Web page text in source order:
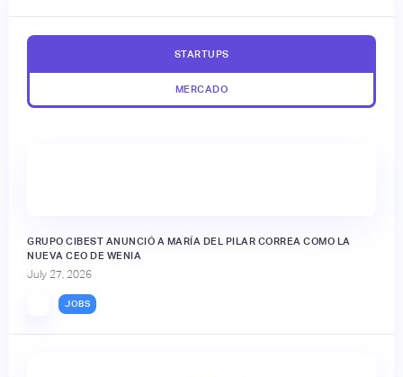
STARTUPS
MERCADO
GRUPO CIBEST ANUNCIÓ A MARÍA DEL PILAR CORREA COMO LA
NUEVA CEO DE WENIA
July 27, 2026
JOBS